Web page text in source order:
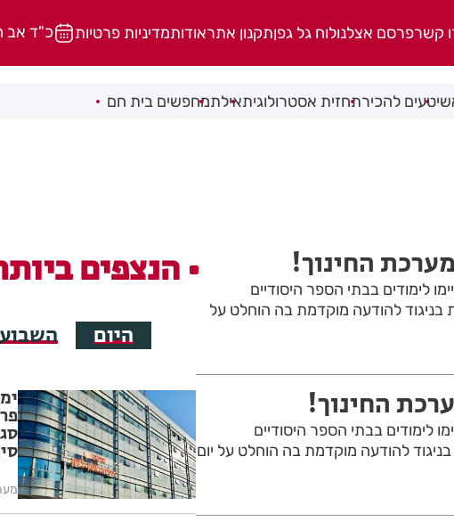
קשרפרסם אצלנולוח גל גפןתקנון אתראודותמדיניות פרטיות כ"ד אב
טעים להכירתחזית אסטרולוגיתאילתמחפשים בית חם
החינוך!
לימודים בבתי הספר היסודיים
בניגוד להודעה מוקדמת בה הוחלט על
החינוך!
לימודים בבתי הספר היסודיים
בניגוד להודעה מוקדמת בה הוחלט על יום
הנצפים
היום השבוע